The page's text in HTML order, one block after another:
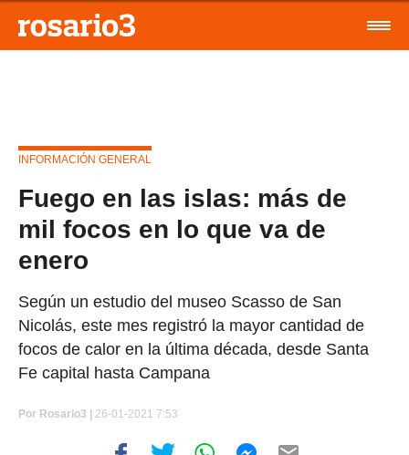
INFORMACIÓN GENERAL
Fuego en las islas: más de
mil focos en lo que va de
enero
Según un estudio del museo Scasso de San
Nicolás, este mes registró la mayor cantidad de
focos de calor en la última década, desde Santa
Fe capital hasta Campana
Por Rosario3 | 26-01-2021 7:53